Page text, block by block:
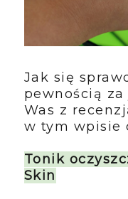
Jak się
pewnością
Was z
w tym wpisie
Tonik
Skin